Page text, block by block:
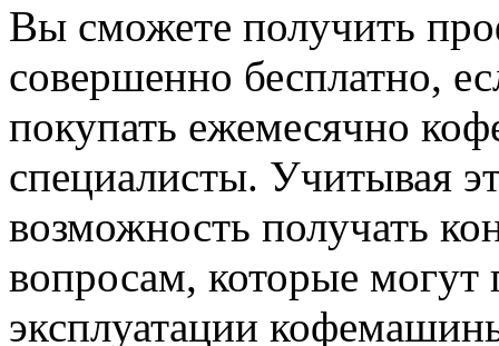
Вы сможете получить
совершенно бесплатно,
покупать ежемесячно
специалисты. Учитывая
возможность получать
вопросам, которые могут
эксплуатации